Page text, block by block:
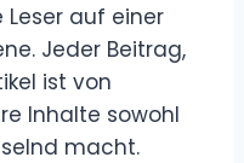
Leser auf einer
Jeder Beitrag,
ist von
Inhalte sowohl
macht.